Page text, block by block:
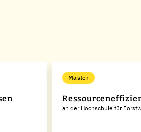
Master
an der Hochschule für